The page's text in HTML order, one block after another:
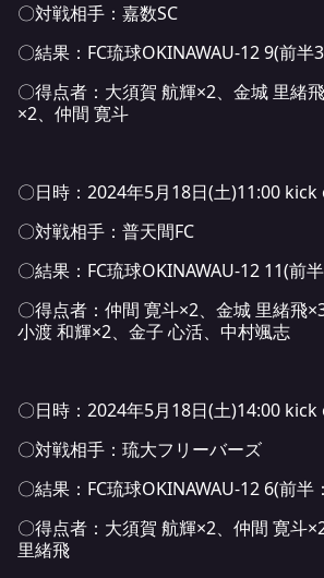
〇対戦相手：嘉数SC
〇結果：FC琉球OKINAWAU-12 9(前半
〇得点者：大須賀 航輝×2、金城 里緒
×2、仲間 寛斗
〇日時：2024年5月18日(土)11:00
〇対戦相手：普天間FC
〇結果：FC琉球OKINAWAU-12 11(前
〇得点者：仲間 寛斗×2、金城 里緒飛
小渡 和輝×2、金子 心活、中村颯志
〇日時：2024年5月18日(土)14:00
〇対戦相手：琉大フリーバーズ
〇結果：FC琉球OKINAWAU-12 6(前半
〇得点者：大須賀 航輝×2、仲間 寛斗
里緒飛